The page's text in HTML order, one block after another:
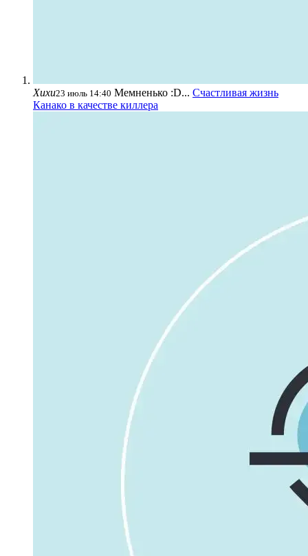
Хихи23 июль 14:40 Мемненько :D... Счастливая жизнь
Канако в качестве киллера